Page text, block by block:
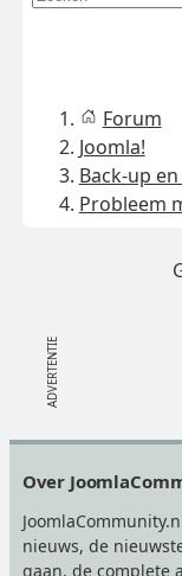
Forum
Joomla!
Back-up
Probleem
Over
nieuws, de
gaan, de complete